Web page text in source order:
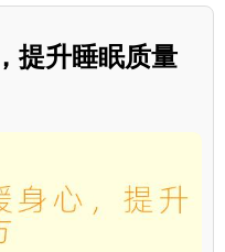
提升睡眠质量